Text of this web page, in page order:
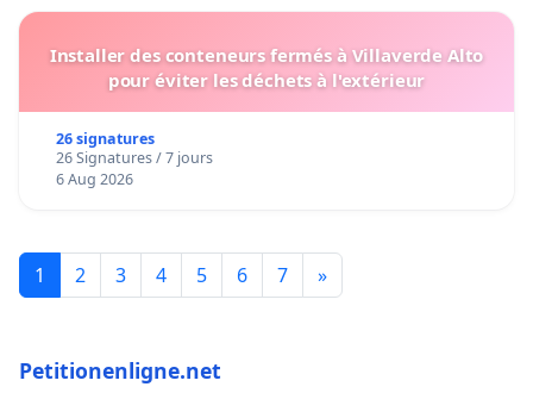
Installer des conteneurs fermés à Villaverde Alto
pour éviter les déchets à l'extérieur
26 signatures
26 Signatures / 7 jours
6 Aug 2026
1 2 3 4 5 6 7 »
Petitionenligne.net